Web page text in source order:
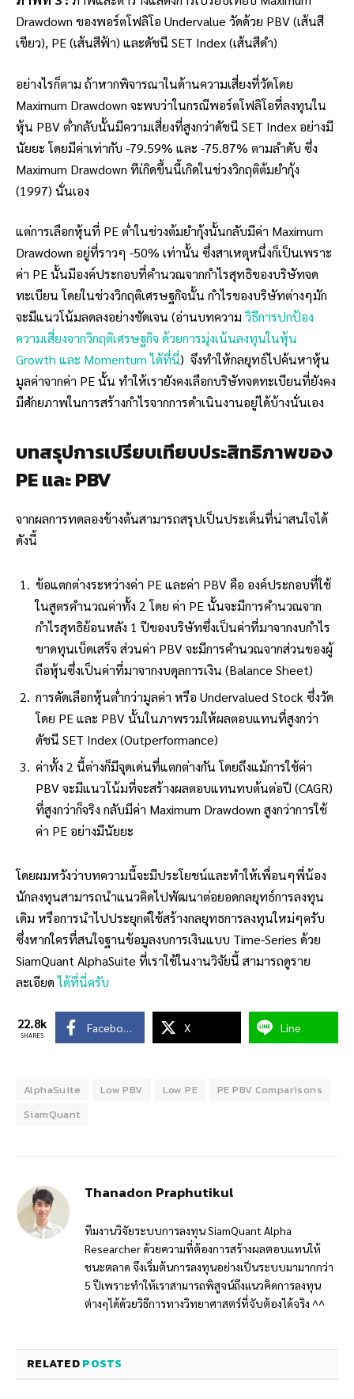
Drawdown ของพอร์ตโฟลิโอ Undervalue วัดด้วย PBV (เส้นสี
เขียว), PE (เส้นสีฟ้า) และดัชนี SET Index (เส้นสีดำ)
อย่างไรก็ตาม ถ้าหากพิจารณาในด้านความเสี่ยงที่วัดโดย
Maximum Drawdown จะพบว่าในกรณีพอร์ตโฟลิโอที่ลงทุนใน
หุ้น PBV ต่ำกลับนั้นมีความเสี่ยงที่สูงกว่าดัชนี SET Index อย่างมี
นัยยะ โดยมีค่าเท่ากับ -79.59% และ -75.87% ตามลำดับ ซึ่ง
Maximum Drawdown ทีเ่กิดขึ้นนี้เกิดในช่วงวิกฤติต้มยำกุ้ง
(1997) นั่นเอง
แต่การเลือกหุ้นที่ PE ต่ำในช่วงต้มยำกุ้งนั้นกลับมีค่า Maximum
Drawdown อยู่ที่ราวๆ -50% เท่านั้น ซึ่งสาเหตุหนึ่งก็เป็นเพราะ
ค่า PE นั้นมีองค์ประกอบที่คำนวณจากกำไรสุทธิของบริษัทจด
ทะเบียน โดยในช่วงวิกฤติเศรษฐกิจนั้น กำไรของบริษัทต่างๆมัก
จะมีแนวโน้มลดลงอย่างชัดเจน (อ่านบทความ วิธีการปกป้อง
ความเสี่ยงจากวิกฤติเศรษฐกิจ ด้วยการมุ่งเน้นลงทุนในหุ้น
Growth และ Momentum ได้ที่นี่) จึงทำให้กลยุทธ์ไปค้นหาหุ้น
มูลค่าจากค่า PE นั้น ทำให้เรายังคงเลือกบริษัทจดทะเบียนที่ยังคง
มีศักยภาพในการสร้างกำไรจากการดำเนินงานอยู่ได้บ้างนั่นเอง
บทสรุปการเปรียบเทียบประสิทธิภาพของ
PE และ PBV
จากผลการทดลองข้างต้นสามารถสรุปเป็นประเด็นที่น่าสนใจได้
ดังนี้
ข้อแตกต่างระหว่างค่า PE และค่า PBV คือ องค์ประกอบที่ใช้
ในสูตรคำนวณค่าทั้ง 2 โดย ค่า PE นั้นจะมีการคำนวณจาก
กำไรสุทธิย้อนหลัง 1 ปีของบริษัทซึ่งเป็นค่าที่มาจากงบกำไร
ขาดทุนเบ็ดเสร็จ ส่วนค่า PBV จะมีการคำนวณจากส่วนของผู้
ถือหุ้นซึ่งเป็นค่าที่มาจากงบดุลการเงิน (Balance Sheet)
การคัดเลือกหุ้นต่ำกว่ามูลค่า หรือ Undervalued Stock ซึ่งวัด
โดย PE และ PBV นั้นในภาพรวมให้ผลตอบแทนที่สูงกว่า
ดัชนี SET Index (Outperformance)
ค่าทั้ง 2 นี้ต่างก็มีจุดเด่นที่แตกต่างกัน โดยถึงแม้การใช้ค่า
PBV จะมีแนวโน้มที่จะสร้างผลตอบแทนทบต้นต่อปี (CAGR)
ที่สูงกว่าก็จริง กลับมีค่า Maximum Drawdown สูงกว่าการใช้
ค่า PE อย่างมีนัยยะ
โดยผมหวังว่าบทความนี้จะมีประโยชน์และทำให้เพื่อนๆพี่น้อง
นักลงทุนสามารถนำแนวคิดไปพัฒนาต่อยอดกลยุทธ์การลงทุน
เดิม หรือการนำไปประยุกต์ใช้สร้างกลยุทธการลงทุนใหม่ๆครับ
ซึ่งหากใครที่สนใจฐานข้อมูลงบการเงินแบบ Time-Series ด้วย
SiamQuant AlphaSuite ที่เราใช้ในงานวิจัยนี้ สามารถดูราย
ละเอียดได้ที่นี่ครับ
22.8k
SHARES
Facebook X Line
AlphaSuite Low PBV Low PE
PE PBV Comparisons
SiamQuant
Thanadon Praphutikul
ทีมงานวิจัยระบบการลงทุน SiamQuant Alpha
Researcher ด้วยความที่ต้องการสร้างผลตอบแทนให้
ชนะตลาด จึงเริ่มต้นการลงทุนอย่างเป็นระบบมามากกว่า
5 ปีเพราะทำให้เราสามารถพิสูจน์ถึงแนวคิดการลงทุน
ต่างๆได้ด้วยวิธีการทางวิทยาศาสตร์ที่จับต้องได้จริง ^^
RELATEDPOSTS